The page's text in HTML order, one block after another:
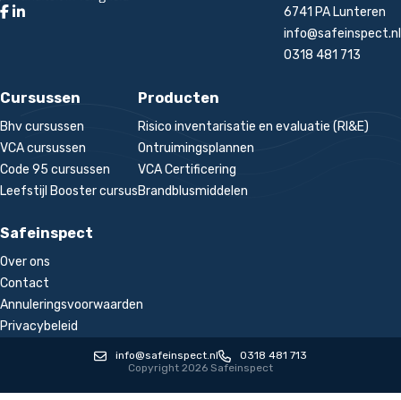
6741 PA Lunteren
info@safeinspect.nl
0318 481 713
Cursussen
Bhv cursussen
VCA cursussen
Code 95 cursussen
Leefstijl Booster cursus
Producten
Risico inventarisatie en evaluatie (RI&E)
Ontruimingsplannen
VCA Certificering
Brandblusmiddelen
Safeinspect
Over ons
Contact
Annuleringsvoorwaarden
Privacybeleid
Copyright 2026 Safeinspect
info@safeinspect.nl 0318 481 713